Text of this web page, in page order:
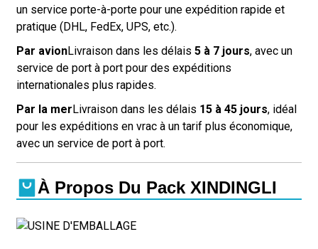
un service porte-à-porte pour une expédition rapide et
pratique (DHL, FedEx, UPS, etc.).
Par avionLivraison dans les délais 5 à 7 jours, avec un
service de port à port pour des expéditions
internationales plus rapides.
Par la merLivraison dans les délais 15 à 45 jours, idéal
pour les expéditions en vrac à un tarif plus économique,
avec un service de port à port.
À Propos Du Pack XINDINGLI